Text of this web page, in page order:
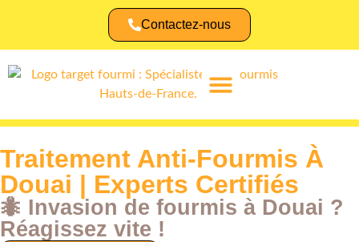
Contactez-nous
Traitement Anti-Fourmis À
Douai | Experts Certifiés
🐜 Invasion de fourmis à Douai ?
Réagissez vite !